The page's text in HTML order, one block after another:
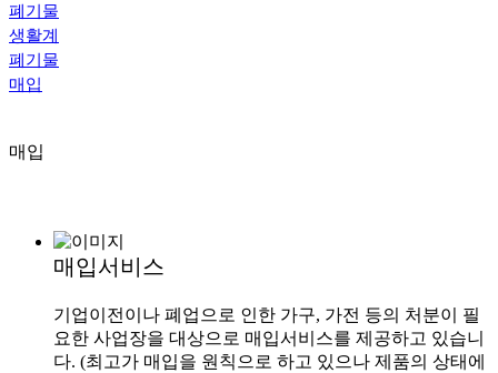
폐기물
생활계
폐기물
매입
매입
매입서비스
기업이전이나 폐업으로 인한 가구, 가전 등의 처분이 필
요한 사업장을 대상으로 매입서비스를 제공하고 있습니
다. (최고가 매입을 원칙으로 하고 있으나 제품의 상태에